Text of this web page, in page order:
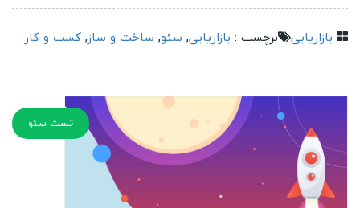
بازاریابی برچسب : بازاریابی, سئو, ساخت و ساز,کسب و کار
تست سئو